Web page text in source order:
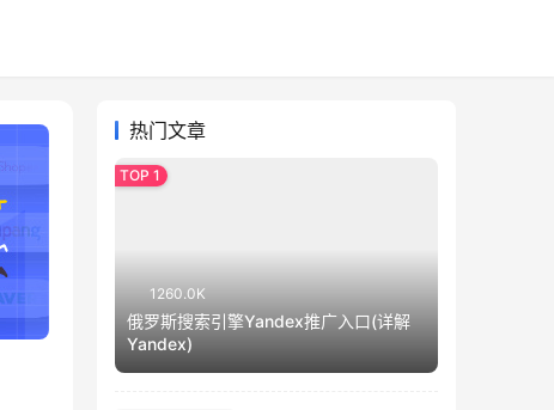
热门文章
1260.0K
俄罗斯搜索引擎Yandex推广入口(详解
Yandex)